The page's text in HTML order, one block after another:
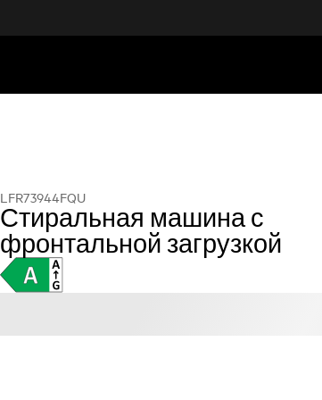
LFR73944FQU
Стиральная машина с
фронтальной загрузкой